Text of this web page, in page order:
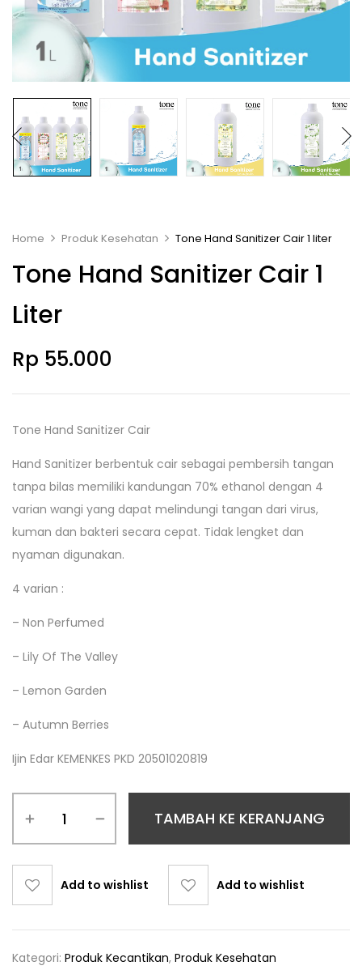
Home Produk Kesehatan Tone Hand Sanitizer Cair 1 liter
Tone Hand Sanitizer Cair 1
Liter
Rp 55.000
Tone Hand Sanitizer Cair
Hand Sanitizer berbentuk cair sebagai pembersih tangan
tanpa bilas memiliki kandungan 70% ethanol dengan 4
varian wangi yang dapat melindungi tangan dari virus,
kuman dan bakteri secara cepat. Tidak lengket dan
nyaman digunakan.
4 varian :
– Non Perfumed
– Lily Of The Valley
– Lemon Garden
– Autumn Berries
Ijin Edar KEMENKES PKD 20501020819
TAMBAH KE KERANJANG
Add to wishlist Add to wishlist
Kategori: Produk Kecantikan, Produk Kesehatan